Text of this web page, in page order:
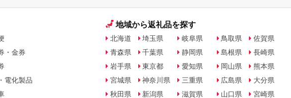
・金券
電化製品
地域から返礼品を探す
北海道
青森県
岩手県
宮城県
秋田県
埼玉県
千葉県
東京都
神奈川県
新潟県
岐阜県
静岡県
愛知県
三重県
滋賀県
鳥取県
島根県
岡山県
広島県
山口県
佐賀県
長崎県
熊本県
大分県
宮崎県